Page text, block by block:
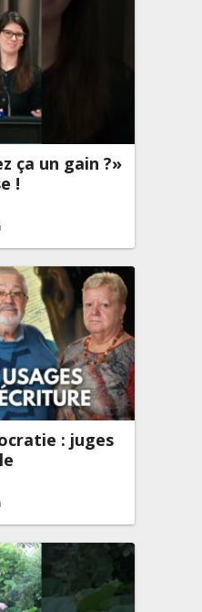
ça un gain ?»
!
: juges